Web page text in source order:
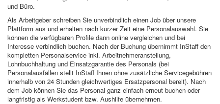
und Büro.
Als Arbeitgeber schreiben Sie unverbindlich einen Job über unsere
Plattform aus und erhalten nach kurzer Zeit eine Personalauswahl. Sie
können die verfügbaren Profile dann online vergleichen und bei
Interesse verbindlich buchen. Nach der Buchung übernimmt InStaff den
kompletten Personalservice inkl. Arbeitnehmeranstellung,
Lohnbuchhaltung und Einsatzgarantie des Personals (bei
Personalausfällen stellt InStaff Ihnen ohne zusätzliche Servicegebühren
innerhalb von 24 Stunden gleichwertiges Ersatzpersonal bereit). Nach
dem Job können Sie das Personal ganz einfach erneut buchen oder
langfristig als Werkstudent bzw. Aushilfe übernehmen.